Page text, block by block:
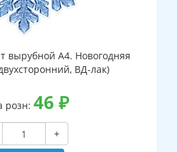
вырубной А4. Новогодняя
ВД-лак)
розн: 46 ₽
+